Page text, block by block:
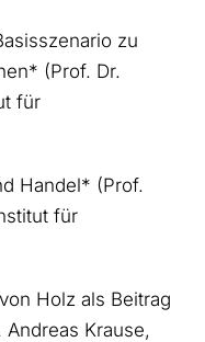
zu
(Prof. Dr.
für
Handel* (Prof.
für
Holz als Beitrag
Krause,